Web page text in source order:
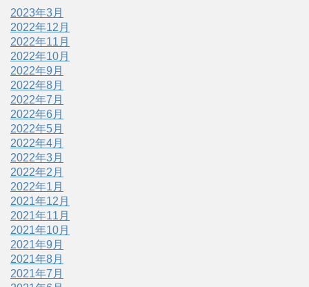
2023年3月
2022年12月
2022年11月
2022年10月
2022年9月
2022年8月
2022年7月
2022年6月
2022年5月
2022年4月
2022年3月
2022年2月
2022年1月
2021年12月
2021年11月
2021年10月
2021年9月
2021年8月
2021年7月